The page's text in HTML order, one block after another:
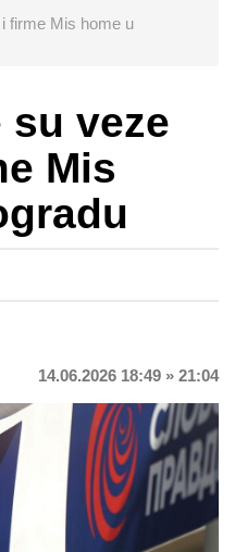
firme Mis home u
su veze
Mis
14.06.2026 18:49 » 21:04